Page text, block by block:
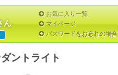
ん
お気に入り一覧
マイページ
パスワードをお忘れの場合
ントライト